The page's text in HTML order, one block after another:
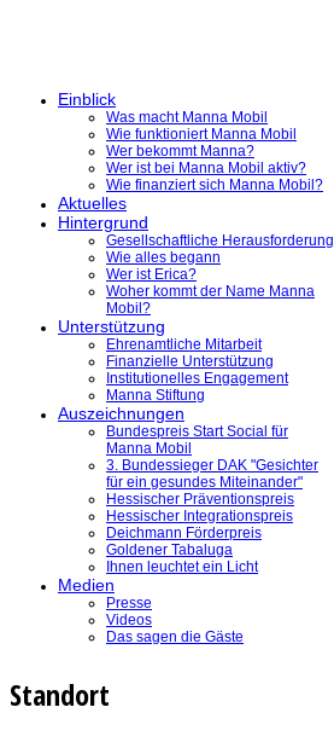
Einblick
Was macht Manna Mobil
Wie funktioniert Manna Mobil
Wer bekommt Manna?
Wer ist bei Manna Mobil aktiv?
Wie finanziert sich Manna Mobil?
Aktuelles
Hintergrund
Gesellschaftliche Herausforderung
Wie alles begann
Wer ist Erica?
Woher kommt der Name Manna
Mobil?
Unterstützung
Ehrenamtliche Mitarbeit
Finanzielle Unterstützung
Institutionelles Engagement
Manna Stiftung
Auszeichnungen
Bundespreis Start Social für
Manna Mobil
3. Bundessieger DAK "Gesichter
für ein gesundes Miteinander"
Hessischer Präventionspreis
Hessischer Integrationspreis
Deichmann Förderpreis
Goldener Tabaluga
Ihnen leuchtet ein Licht
Medien
Presse
Videos
Das sagen die Gäste
Standort